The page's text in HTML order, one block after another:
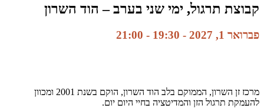
קבוצת תרגול, ימי שני בערב – הוד השרון
פברואר 1, 2027 - 19:30 -
21:00
מרכז זן השרון, הממוקם בלב הוד השרון, הוקם בשנת 2001 ומכוון
להעמקת תרגול הזן והמדיטציה בחיי היום יום.